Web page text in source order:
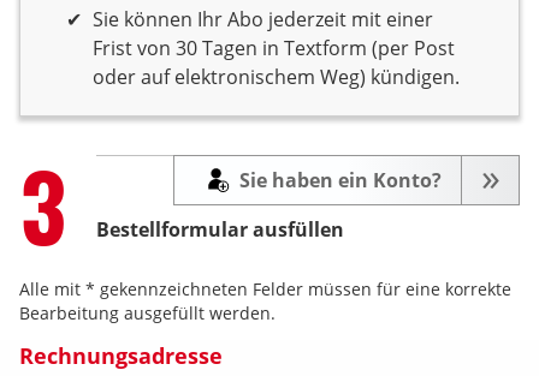
Sie können Ihr Abo jederzeit mit einer
Frist von 30 Tagen in Textform (per Post
oder auf elektronischem Weg) kündigen.
Step
3 Bestellformular ausfüllen
Sie haben ein Konto?
Alle mit * gekennzeichneten Felder müssen für eine korrekte
Bearbeitung ausgefüllt werden.
Rechnungsadresse